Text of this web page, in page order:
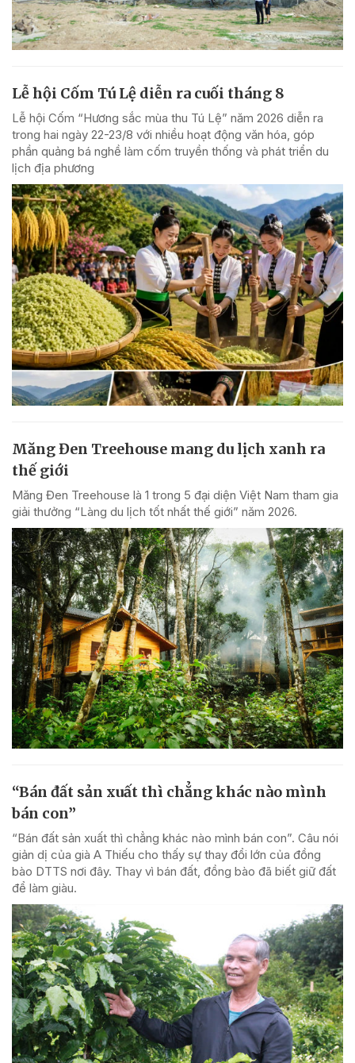
Lễ hội Cốm Tú Lệ diễn ra cuối tháng 8
Lễ hội Cốm “Hương sắc mùa thu Tú Lệ” năm 2026 diễn ra
trong hai ngày 22-23/8 với nhiều hoạt động văn hóa, góp
phần quảng bá nghề làm cốm truyền thống và phát triển du
lịch địa phương
Măng Đen Treehouse mang du lịch xanh ra
thế giới
Măng Đen Treehouse là 1 trong 5 đại diện Việt Nam tham gia
giải thưởng “Làng du lịch tốt nhất thế giới” năm 2026.
“Bán đất sản xuất thì chẳng khác nào mình
bán con”
“Bán đất sản xuất thì chẳng khác nào mình bán con”. Câu nói
giản dị của già A Thiếu cho thấy sự thay đổi lớn của đồng
bào DTTS nơi đây. Thay vì bán đất, đồng bào đã biết giữ đất
để làm giàu.